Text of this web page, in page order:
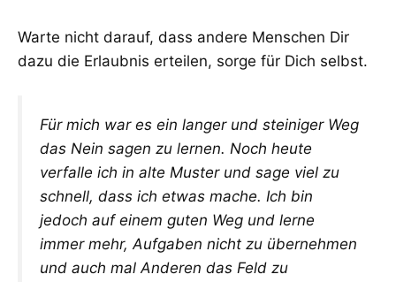
Warte nicht darauf, dass andere Menschen Dir
dazu die Erlaubnis erteilen, sorge für Dich selbst.
Für mich war es ein langer und steiniger Weg
das Nein sagen zu lernen. Noch heute
verfalle ich in alte Muster und sage viel zu
schnell, dass ich etwas mache. Ich bin
jedoch auf einem guten Weg und lerne
immer mehr, Aufgaben nicht zu übernehmen
und auch mal Anderen das Feld zu